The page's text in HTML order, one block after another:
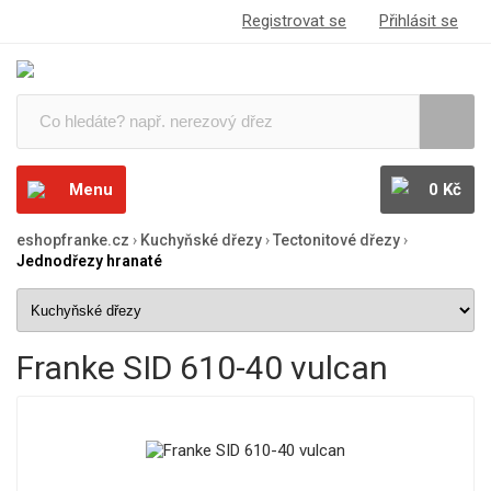
Registrovat se Přihlásit se
Menu 0 Kč
eshopfranke.cz › Kuchyňské dřezy›Tectonitové dřezy›
Jednodřezy hranaté
Franke SID 610-40 vulcan